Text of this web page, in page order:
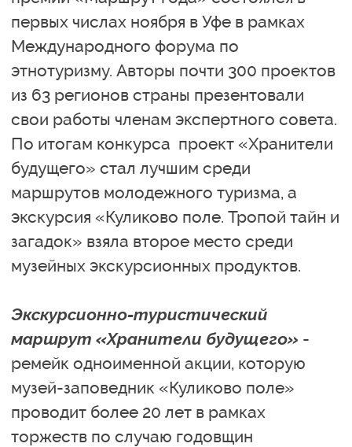
первых числах ноября в Уфе в рамках
Международного форума по
этнотуризму. Авторы почти 300 проектов
из 63 регионов страны презентовали
свои работы членам экспертного совета.
По итогам конкурса проект «Хранители
будущего» стал лучшим среди
маршрутов молодежного туризма, а
экскурсия «Куликово поле. Тропой тайн и
загадок» взяла второе место среди
музейных экскурсионных продуктов.
Экскурсионно-туристический
маршрут «Хранители будущего» -
ремейк одноименной акции, которую
музей-заповедник «Куликово поле»
проводит более 20 лет в рамках
торжеств по случаю годовщин